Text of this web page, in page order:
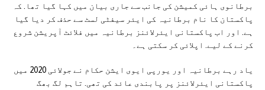
برطانوی ہائی کمیشن کی جانب سے جاری بیان میں کہا گیا تھا. کہ
پاکستان کا نام برطانیہ کی ایئر سیفٹی لسٹ سے حذف کر دیا گیا
ہے. اور اب پاکستانی ایئرلائنز برطانیہ میں فلائٹ آپریشن شروع
کرنے کے لیے. اپلائی کر سکتی ہے۔
یاد رہے برطانیہ اور یورپی ایوی ایشن حکام نے جولائی 2020 میں
پاکستانی ایئرلائنز پر پابندی عائد کی تھی. تاہم لگ بھگ